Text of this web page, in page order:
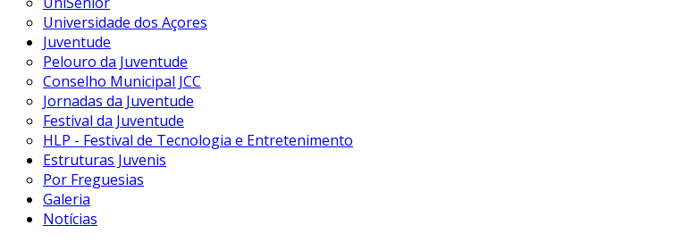
Universidade dos Açores
Juventude
Pelouro da Juventude
Conselho Municipal JCC
Jornadas da Juventude
Festival da Juventude
HLP - Festival de Tecnologia e Entretenimento
Estruturas Juvenis
Por Freguesias
Galeria
Notícias